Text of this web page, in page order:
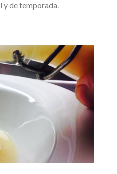
y de temporada.